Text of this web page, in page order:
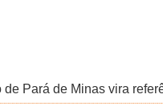
de Pará de Minas vira